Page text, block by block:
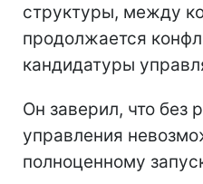
структуры, между
продолжается
кандидатуры
Он заверил, что без
управления
полноценному